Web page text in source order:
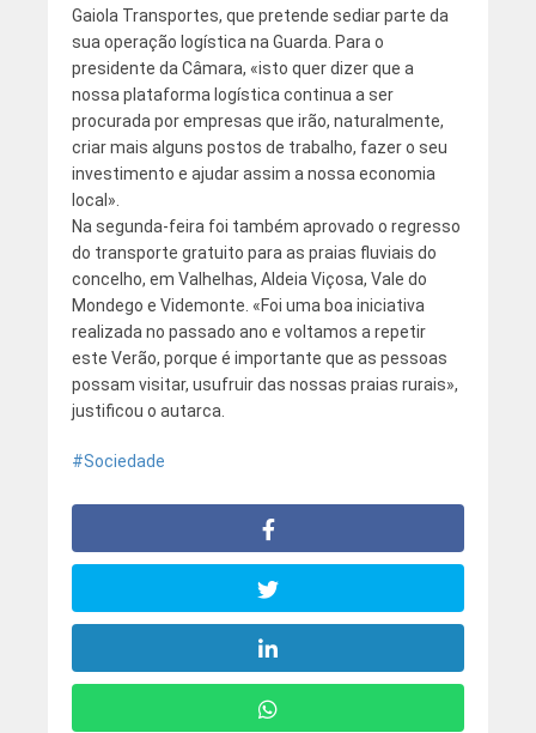
Gaiola Transportes, que pretende sediar parte da
sua operação logística na Guarda. Para o
presidente da Câmara, «isto quer dizer que a
nossa plataforma logística continua a ser
procurada por empresas que irão, naturalmente,
criar mais alguns postos de trabalho, fazer o seu
investimento e ajudar assim a nossa economia
local».
Na segunda-feira foi também aprovado o regresso
do transporte gratuito para as praias fluviais do
concelho, em Valhelhas, Aldeia Viçosa, Vale do
Mondego e Videmonte. «Foi uma boa iniciativa
realizada no passado ano e voltamos a repetir
este Verão, porque é importante que as pessoas
possam visitar, usufruir das nossas praias rurais»,
justificou o autarca.
Sociedade